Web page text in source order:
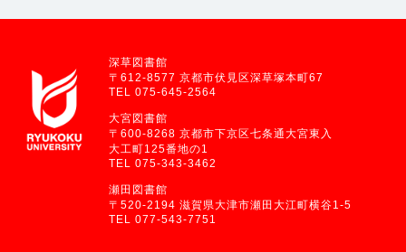
深草図書館
〒612-8577 京都市伏見区深草塚本町67
TEL 075-645-2564
大宮図書館
〒600-8268 京都市下京区七条通大宮東入
大工町125番地の1
TEL 075-343-3462
瀬田図書館
〒520-2194 滋賀県大津市瀬田大江町横谷1-5
TEL 077-543-7751